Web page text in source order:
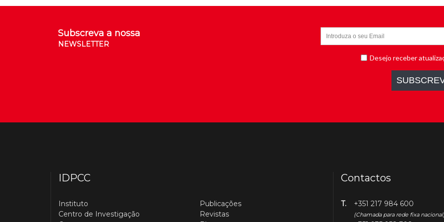
Subscreva a nossa
NEWSLETTER
IDPCC
Instituto
Centro de Investigação
Publicações
Revistas
Contactos
T. +351 217 984 600
(Chamada para rede fixa